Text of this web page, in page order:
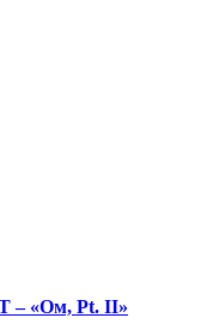
– «Ом, Pt. II»